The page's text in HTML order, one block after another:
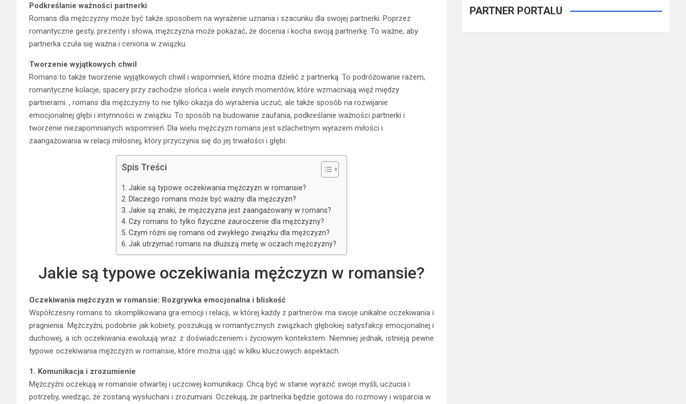
Podkreślanie ważności partnerki
Romans dla mężczyzny może być także sposobem na wyrażenie uznania i szacunku dla swojej partnerki. Poprzez
romantyczne gesty, prezenty i słowa, mężczyzna może pokazać, że docenia i kocha swoją partnerkę. To ważne, aby
partnerka czuła się ważna i ceniona w związku.
Tworzenie wyjątkowych chwil
Romans to także tworzenie wyjątkowych chwil i wspomnień, które można dzielić z partnerką. To podróżowanie razem,
romantyczne kolacje, spacery przy zachodzie słońca i wiele innych momentów, które wzmacniają więź między
partnerami. , romans dla mężczyzny to nie tylko okazja do wyrażenia uczuć, ale także sposób na rozwijanie
emocjonalnej głębi i intymności w związku. To sposób na budowanie zaufania, podkreślanie ważności partnerki i
tworzenie niezapomnianych wspomnień. Dla wielu mężczyzn romans jest szlachetnym wyrazem miłości i
zaangażowania w relacji miłosnej, który przyczynia się do jej trwałości i głębi.
Spis Treści
Jakie są typowe oczekiwania mężczyzn w romansie?
Dlaczego romans może być ważny dla mężczyzn?
Jakie są znaki, że mężczyzna jest zaangażowany w romans?
Czy romans to tylko fizyczne zauroczenie dla mężczyzny?
Czym różni się romans od zwykłego związku dla mężczyzn?
Jak utrzymać romans na dłuższą metę w oczach mężczyzny?
Jakie są typowe oczekiwania mężczyzn w romansie?
Oczekiwania mężczyzn w romansie: Rozgrywka emocjonalna i bliskość
Współczesny romans to skomplikowana gra emocji i relacji, w której każdy z partnerów ma swoje unikalne oczekiwania i
pragnienia. Mężczyźni, podobnie jak kobiety, poszukują w romantycznych związkach głębokiej satysfakcji emocjonalnej i
duchowej, a ich oczekiwania ewoluują wraz z doświadczeniem i życiowym kontekstem. Niemniej jednak, istnieją pewne
typowe oczekiwania mężczyzn w romansie, które można ująć w kilku kluczowych aspektach.
1. Komunikacja i zrozumienie
Mężczyźni oczekują w romansie otwartej i uczciwej komunikacji. Chcą być w stanie wyrazić swoje myśli, uczucia i
potrzeby, wiedząc, że zostaną wysłuchani i zrozumiani. Oczekują, że partnerka będzie gotowa do rozmowy i wsparcia w
PARTNER PORTALU